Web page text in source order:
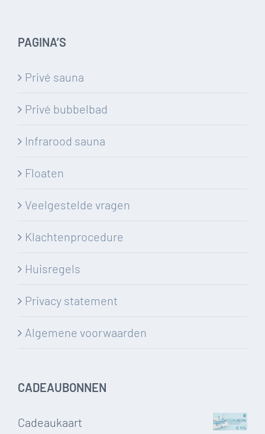
PAGINA’S
Privé sauna
Privé bubbelbad
Infrarood sauna
Floaten
Veelgestelde vragen
Klachtenprocedure
Huisregels
Privacy statement
Algemene voorwaarden
CADEAUBONNEN
Cadeaukaart